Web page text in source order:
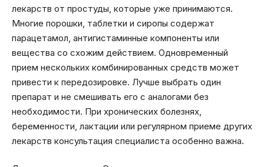
лекарств от простуды, которые уже принимаются.
Многие порошки, таблетки и сиропы содержат
парацетамол, антигистаминные компоненты или
вещества со схожим действием. Одновременный
прием нескольких комбинированных средств может
привести к передозировке. Лучше выбрать один
препарат и не смешивать его с аналогами без
необходимости. При хронических болезнях,
беременности, лактации или регулярном приеме других
лекарств консультация специалиста особенно важна.